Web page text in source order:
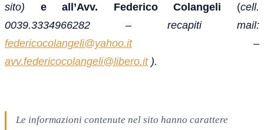
sito) e all’Avv. Federico Colangeli (cell.
0039.3334966282 – recapiti mail:
federicocolangeli@yahoo.it–
avv.federicocolangeli@libero.it).
Le informazioni contenute nel sito hanno carattere